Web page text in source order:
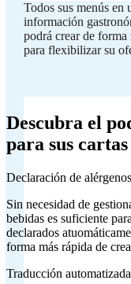
Todos sus menús en
información
podrá crear de
para flexibilizar su
Descubra el
para sus
Declaración de
Sin necesidad de
bebidas es suficiente
declarados
forma más rápida de
Traducción automatizada